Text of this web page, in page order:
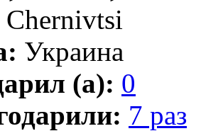
Chernivtsi
Украина
(а): 0
7 раз